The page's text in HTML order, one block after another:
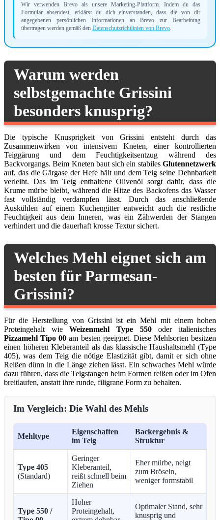
Wir verwenden Brevo als unsere Marketing-Plattform. Indem du das
Formular absendest, erklärst du dich einverstanden, dass die von dir
angegebenen persönlichen Informationen an Brevo zur Bearbeitung
übertragen werden gemäß den Datenschutzrichtlinien von Brevo
Warum werden
selbstgemachte Grissini
besonders knusprig?
Die typische Knusprigkeit von Grissini entsteht durch das
Zusammenwirken von intensivem Kneten, einer kontrollierten
Teiggärung und dem Feuchtigkeitsentzug während des
Backvorgangs. Beim Kneten baut sich ein stabiles Glutennetzwerk
auf, das die Gärgase der Hefe hält und dem Teig seine Dehnbarkeit
verleiht. Das im Teig enthaltene Olivenöl sorgt dafür, dass die
Krume mürbe bleibt, während die Hitze des Backofens das Wasser
fast vollständig verdampfen lässt. Durch das anschließende
Auskühlen auf einem Kuchengitter entweicht auch die restliche
Feuchtigkeit aus dem Inneren, was ein Zähwerden der Stangen
verhindert und die dauerhaft krosse Textur sichert.
Welches Mehl eignet sich am
besten für Parmesan-
Grissini?
Für die Herstellung von Grissini ist ein Mehl mit einem hohen
Proteingehalt wieWeizenmehl Type 550oder italienisches
Pizzamehl Tipo 00 am besten geeignet. Diese Mehlsorten besitzen
einen höheren Kleberanteil als das klassische Haushaltsmehl (Type
405), was dem Teig die nötige Elastizität gibt, damit er sich ohne
Reißen dünn in die Länge ziehen lässt. Ein schwaches Mehl würde
dazu führen, dass die Teigstangen beim Formen reißen oder im Ofen
breitlaufen, anstatt ihre runde, filigrane Form zu behalten.
Im Vergleich: Die Wahl des Mehls
Mehltype
Eigenschaften
im Teig
Backergebnis &
Struktur
Type 405
(Standard)
Geringer
Kleberanteil,
reißt schnell beim
Ziehen
Eher mürbe, neigt
zum Bröseln,
weniger formstabil
Type 550 /
Hoher
Proteingehalt,
Optimaler Stand, sehr
knusprig und